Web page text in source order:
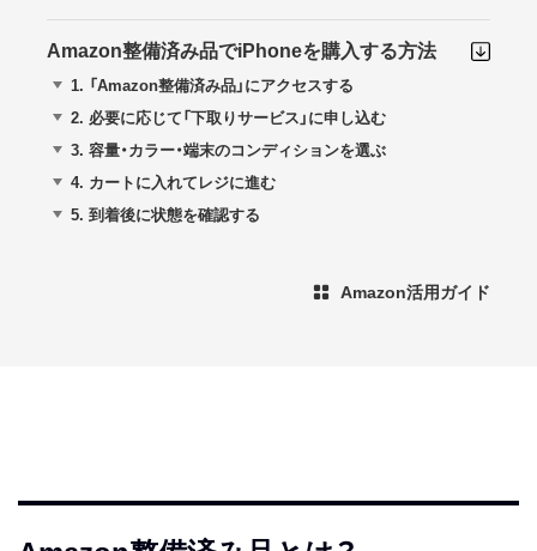
Amazon整備済み品でiPhoneを購入する方法
1. 「Amazon整備済み品」にアクセスする
2. 必要に応じて「下取りサービス」に申し込む
3. 容量・カラー・端末のコンディションを選ぶ
4. カートに入れてレジに進む
5. 到着後に状態を確認する
Amazon活用ガイド